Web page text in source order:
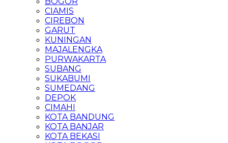
CIAMIS
CIREBON
GARUT
KUNINGAN
MAJALENGKA
PURWAKARTA
SUBANG
SUKABUMI
SUMEDANG
DEPOK
CIMAHI
KOTA BANDUNG
KOTA BANJAR
KOTA BEKASI